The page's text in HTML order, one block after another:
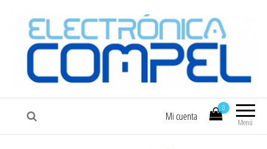
COMPEL Electrónica COMPEL
Menú
0
Mi cuenta